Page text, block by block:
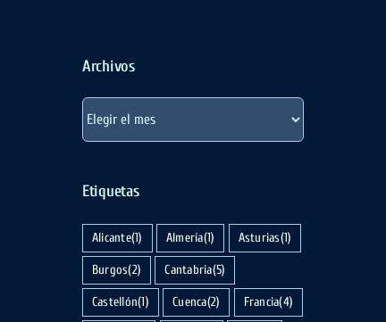
Archivos
Etiquetas
Alicante(1) Almería(1) Asturias(1)
Burgos(2) Cantabria(5)
Castellón(1) Cuenca(2) Francia(4)